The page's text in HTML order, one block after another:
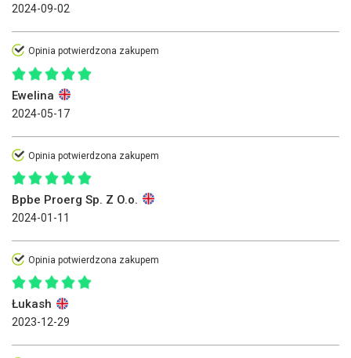
2024-09-02
Opinia potwierdzona zakupem
Ewelina
2024-05-17
Opinia potwierdzona zakupem
Bpbe Proerg Sp. Z O.o.
2024-01-11
Opinia potwierdzona zakupem
Łukash
2023-12-29